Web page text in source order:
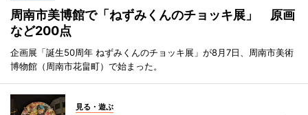
周南市美博館で「ねずみくんのチョッキ展」 原画
など200点
企画展「誕生50周年 ねずみくんのチョッキ展」が8月7日、周南市美術
博物館（周南市花畠町）で始まった。
見る・遊ぶ